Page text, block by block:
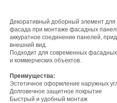
Декоративный доборный элемент
фасада при монтаже фасадных
аккуратное соединение панелей,
внешний вид.
Подходит для современных
и коммерческих объектов.
Преимущества:
Эстетичное оформление наружных
Долговечное защитное покрытие
Быстрый и удобный монтаж